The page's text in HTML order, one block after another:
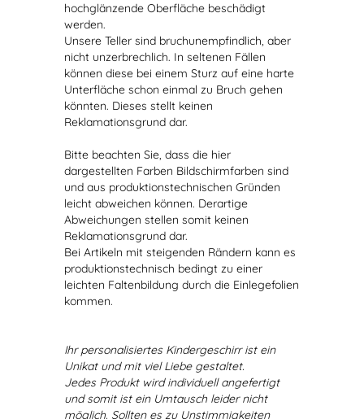
hochglänzende Oberfläche beschädigt
werden.
Unsere Teller sind bruchunempfindlich, aber
nicht unzerbrechlich. In seltenen Fällen
können diese bei einem Sturz auf eine harte
Unterfläche schon einmal zu Bruch gehen
könnten. Dieses stellt keinen
Reklamationsgrund dar.
Bitte beachten Sie, dass die hier
dargestellten Farben Bildschirmfarben sind
und aus produktionstechnischen Gründen
leicht abweichen können. Derartige
Abweichungen stellen somit keinen
Reklamationsgrund dar.
Bei Artikeln mit steigenden Rändern kann es
produktionstechnisch bedingt zu einer
leichten Faltenbildung durch die Einlegefolien
kommen.
Ihr personalisiertes Kindergeschirr ist ein
Unikat und mit viel Liebe gestaltet.
Jedes Produkt wird individuell angefertigt
und somit ist ein Umtausch leider nicht
möglich. Sollten es zu Unstimmigkeiten